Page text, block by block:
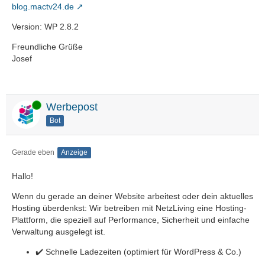
blog.mactv24.de
Version: WP 2.8.2
Freundliche Grüße
Josef
Online Werbepost
Bot
Gerade eben Anzeige
Hallo!
Wenn du gerade an deiner Website arbeitest oder dein aktuelles
Hosting überdenkst: Wir betreiben mit NetzLiving eine Hosting-
Plattform, die speziell auf Performance, Sicherheit und einfache
Verwaltung ausgelegt ist.
✔️ Schnelle Ladezeiten (optimiert für WordPress & Co.)